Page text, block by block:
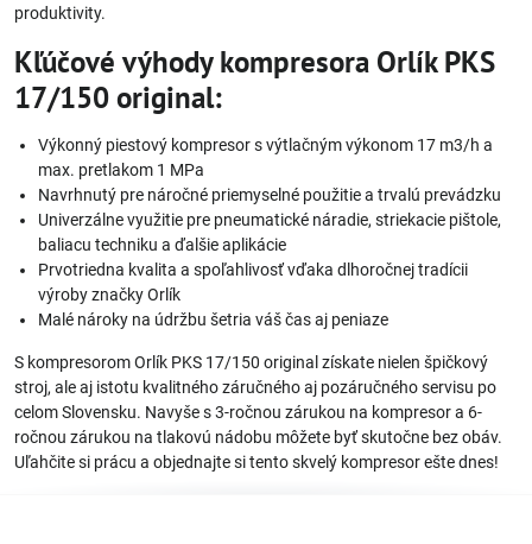
produktivity.
Kľúčové výhody kompresora Orlík PKS
17/150 original:
Výkonný piestový kompresor s výtlačným výkonom 17 m3/h a
max. pretlakom 1 MPa
Navrhnutý pre náročné priemyselné použitie a trvalú prevádzku
Univerzálne využitie pre pneumatické náradie, striekacie pištole,
baliacu techniku a ďalšie aplikácie
Prvotriedna kvalita a spoľahlivosť vďaka dlhoročnej tradícii
výroby značky Orlík
Malé nároky na údržbu šetria váš čas aj peniaze
S kompresorom Orlík PKS 17/150 original získate nielen špičkový
stroj, ale aj istotu kvalitného záručného aj pozáručného servisu po
celom Slovensku. Navyše s 3-ročnou zárukou na kompresor a 6-
ročnou zárukou na tlakovú nádobu môžete byť skutočne bez obáv.
Uľahčite si prácu a objednajte si tento skvelý kompresor ešte dnes!